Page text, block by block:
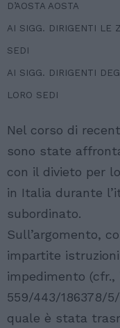
D’AOSTA AOSTA
AI SIGG. DIRIGENTI LE
SEDI
AI SIGG. DIRIGENTI
LORO SEDI
Nel corso di
sono state
con il divieto per
in Italia durante
subordinato.
Sull’argomento,
impartite
impedimento
559/443/186378/
quale è stata